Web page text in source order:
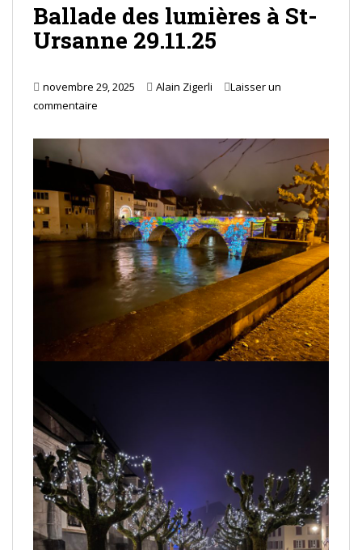
Ballade des lumières à St-
Ursanne 29.11.25
novembre 29, 2025 Alain Zigerli
Laisser un
commentaire